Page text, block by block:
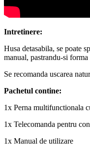
Intretinere:
Husa detasabila, se poate
manual, pastrandu-si
Se recomanda uscarea
Pachetul contine:
1x Perna multifunctionala
1x Telecomanda pentru
1x Manual de utilizare